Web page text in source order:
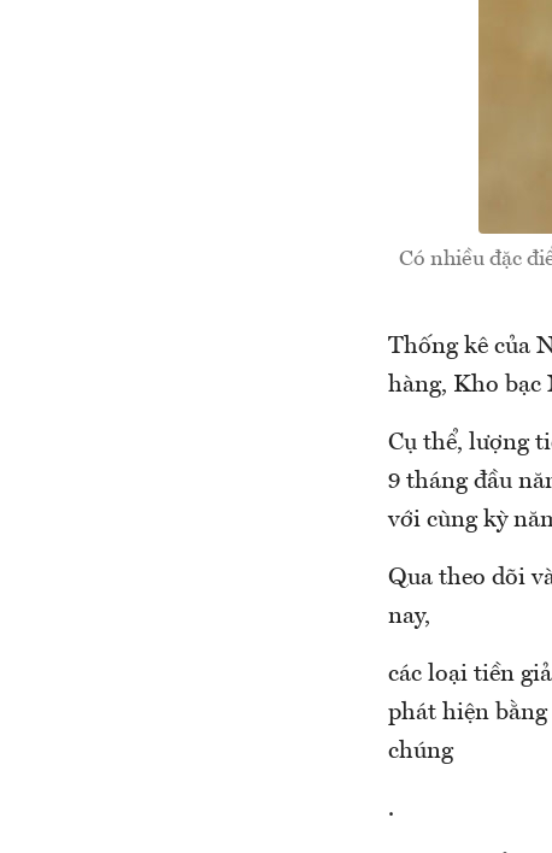
Có nhiều đặc
Thống kê của
hàng, Kho bạc
Cụ thể, lượng
9 tháng đầu
với cùng kỳ
Qua theo dõi
nay,
các loại tiền
phát hiện
chúng
.